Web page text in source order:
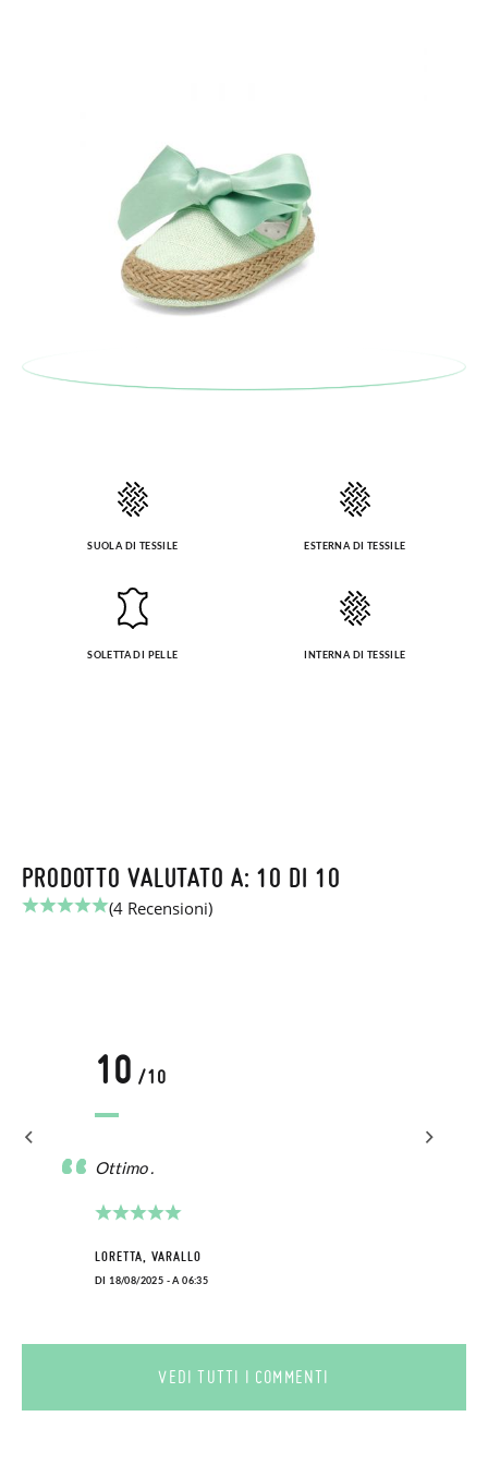
SUOLA DI TESSILE ESTERNA DI TESSILE
SOLETTA DI PELLE INTERNA DI TESSILE
PRODOTTO VALUTATO A: 10 DI 10
(4 Recensioni)
10 /10
Ottimo .
LORETTA, VARALLO
DI 18/08/2025 - A 06:35
VEDI TUTTI I COMMENTI